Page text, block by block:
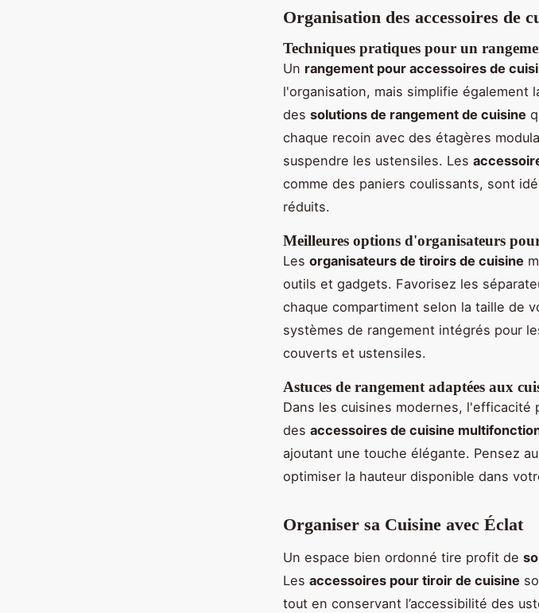
Organisation des accessoires de
Techniques pratiques pour un
Un rangement pour accessoires de
l'organisation, mais simplifie également
des solutions de rangement de cuisine
chaque recoin avec des étagères
suspendre les ustensiles. Les
comme des paniers coulissants, sont
réduits.
Meilleures options d'organisateurs
Les organisateurs de tiroirs de cuisine
outils et gadgets. Favorisez les
chaque compartiment selon la taille de
systèmes de rangement intégrés pour
couverts et ustensiles.
Astuces de rangement adaptées aux
Dans les cuisines modernes, l'efficacité
des accessoires de cuisine
ajoutant une touche élégante. Pensez
optimiser la hauteur disponible dans
Organiser sa Cuisine avec Éclat
Un espace bien ordonné tire profit de
Les accessoires pour tiroir de cuisine
tout en conservant l’accessibilité des